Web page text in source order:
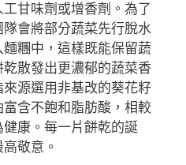
甘味劑或增香劑。為了
會將部分蔬菜先行脫水
糰中，這樣既能保留蔬
散發出更濃郁的蔬菜香
源選用非基改的葵花籽
含不飽和脂肪酸，相較
康。每一片餅乾的誕
敬意。